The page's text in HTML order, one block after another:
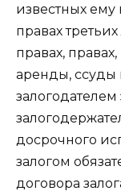
известных
правах
правах,
аренды, ссуды
залогодателем
досрочного
залогом
договора